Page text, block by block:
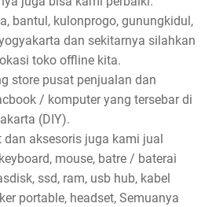
bantul, kulonprogo, gunungkidul,
dan sekitarnya silahkan
toko offline kita.
store pusat penjualan dan
/ komputer yang tersebar di
(DIY).
aksesoris juga kami jual
mouse, batre / baterai
ssd, ram, usb hub, kabel
portable, headset, Semuanya